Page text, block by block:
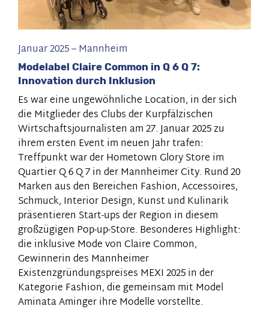
Januar 2025–Mannheim
Modelabel Claire Common in Q 6 Q 7:
Innovation durch Inklusion
Es war eine ungewöhnliche Location, in der sich
die Mitglieder des Clubs der Kurpfälzischen
Wirtschaftsjournalisten am 27. Januar 2025 zu
ihrem ersten Event im neuen Jahr trafen:
Treffpunkt war der Hometown Glory Store im
Quartier Q 6 Q 7 in der Mannheimer City. Rund 20
Marken aus den Bereichen Fashion, Accessoires,
Schmuck, Interior Design, Kunst und Kulinarik
präsentieren Start-ups der Region in diesem
großzügigen Pop-up-Store. Besonderes Highlight:
die inklusive Mode von Claire Common,
Gewinnerin des Mannheimer
Existenzgründungspreises MEXI 2025 in der
Kategorie Fashion, die gemeinsam mit Model
Aminata Aminger ihre Modelle vorstellte.